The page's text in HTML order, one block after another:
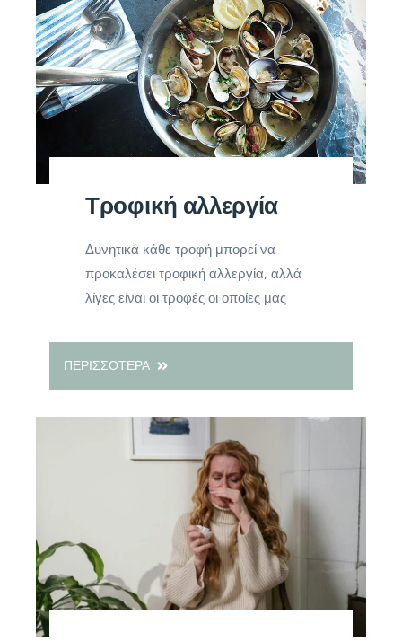
Τροφική αλλεργία
Δυνητικά κάθε τροφή μπορεί να
προκαλέσει τροφική αλλεργία, αλλά
λίγες είναι οι τροφές οι οποίες μας
ΠΕΡΙΣΣΟΤΕΡΑ